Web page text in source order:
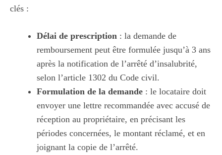
clés :
Délai de prescription : la demande de
remboursement peut être formulée jusqu’à 3 ans
après la notification de l’arrêté d’insalubrité,
selon l’article 1302 du Code civil.
Formulation de la demande : le locataire doit
envoyer une lettre recommandée avec accusé de
réception au propriétaire, en précisant les
périodes concernées, le montant réclamé, et en
joignant la copie de l’arrêté.